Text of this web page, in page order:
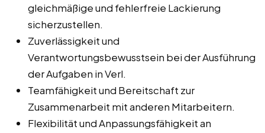
gleichmäßige und fehlerfreie Lackierung
sicherzustellen.
Zuverlässigkeit und
Verantwortungsbewusstsein bei der Ausführung
der Aufgaben in Verl.
Teamfähigkeit und Bereitschaft zur
Zusammenarbeit mit anderen Mitarbeitern.
Flexibilität und Anpassungsfähigkeit an